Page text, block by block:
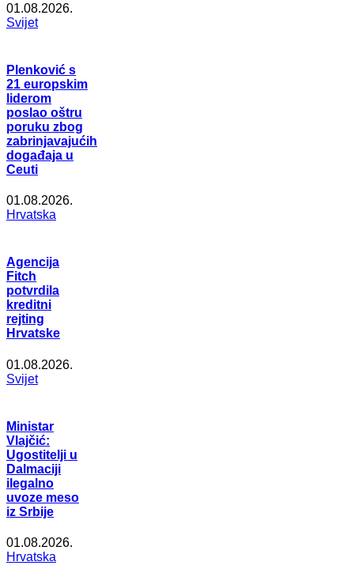
01.08.2026.
Svijet
Plenković s
21 europskim
liderom
poslao oštru
poruku zbog
zabrinjavajućih
događaja u
Ceuti
01.08.2026.
Hrvatska
Agencija
Fitch
potvrdila
kreditni
rejting
Hrvatske
01.08.2026.
Svijet
Ministar
Vlajčić:
Ugostitelji u
Dalmaciji
ilegalno
uvoze meso
iz Srbije
01.08.2026.
Hrvatska